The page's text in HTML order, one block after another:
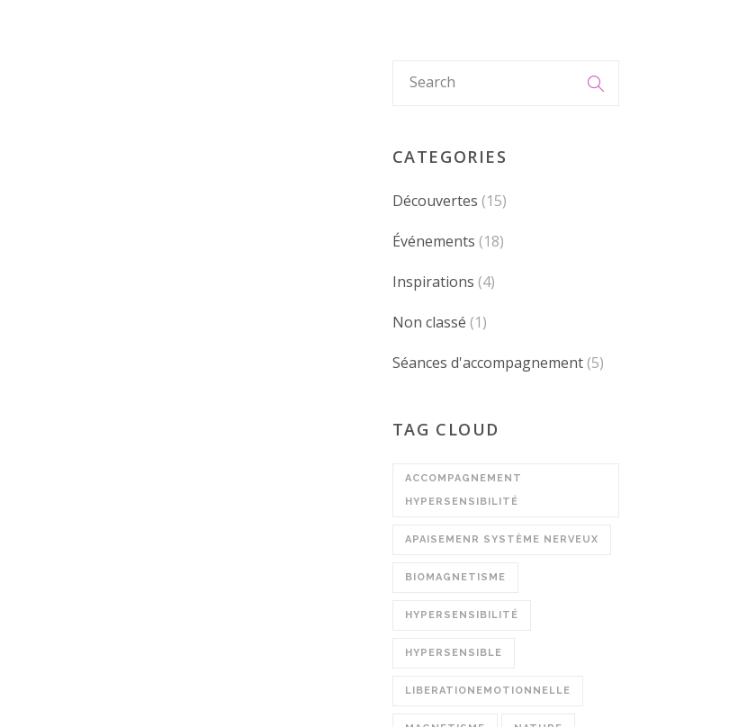
CATEGORIES
Découvertes (15)
Événements (18)
Inspirations (4)
Non classé (1)
Séances d'accompagnement(5)
TAG CLOUD
ACCOMPAGNEMENT
HYPERSENSIBILITÉ
APAISEMENR SYSTÈME NERVEUX
BIOMAGNETISME
HYPERSENSIBILITÉ
HYPERSENSIBLE
LIBERATIONEMOTIONNELLE